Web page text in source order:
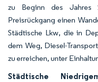
zu Beginn des Jahres
Preisrückgang einen
Städtische Lkw, die in
dem Weg, Diesel-
zu erreichen, unter
Städtische